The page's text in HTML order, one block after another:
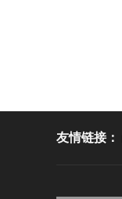
友情链接：